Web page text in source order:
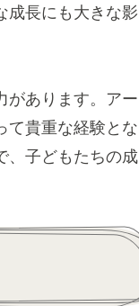
成長にも大きな影
があります。アー
て貴重な経験とな
、子どもたちの成